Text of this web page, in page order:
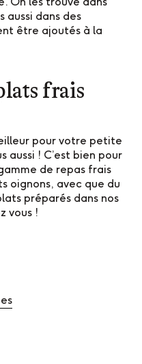
dans des
être ajoutés à la
frais
pour votre petite
aussi ! C’est bien pour
de repas frais
oignons, avec que du
préparés dans nos
vous !